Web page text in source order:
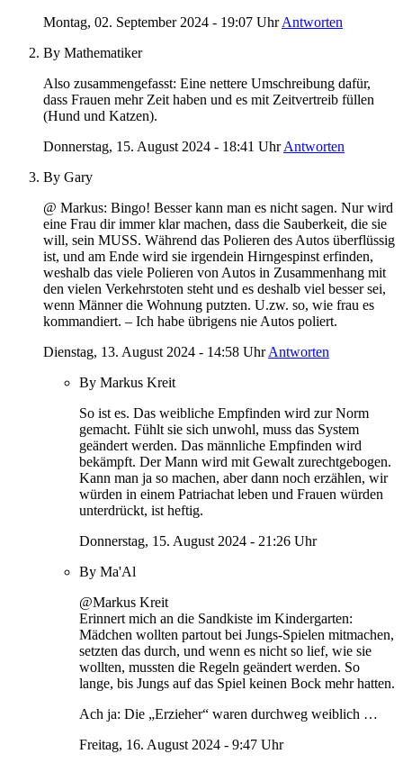
Montag, 02. September 2024 - 19:07 Uhr Antworten
By Mathematiker
Also zusammengefasst: Eine nettere Umschreibung dafür,
dass Frauen mehr Zeit haben und es mit Zeitvertreib füllen
(Hund und Katzen).
Donnerstag, 15. August 2024 - 18:41 Uhr Antworten
By Gary
@ Markus: Bingo! Besser kann man es nicht sagen. Nur wird
eine Frau dir immer klar machen, dass die Sauberkeit, die sie
will, sein MUSS. Während das Polieren des Autos überflüssig
ist, und am Ende wird sie irgendein Hirngespinst erfinden,
weshalb das viele Polieren von Autos in Zusammenhang mit
den vielen Verkehrstoten steht und es deshalb viel besser sei,
wenn Männer die Wohnung putzten. U.zw. so, wie frau es
kommandiert. – Ich habe übrigens nie Autos poliert.
Dienstag, 13. August 2024 - 14:58 Uhr Antworten
By Markus Kreit
So ist es. Das weibliche Empfinden wird zur Norm
gemacht. Fühlt sie sich unwohl, muss das System
geändert werden. Das männliche Empfinden wird
bekämpft. Der Mann wird mit Gewalt zurechtgebogen.
Kann man ja so machen, aber dann noch erzählen, wir
würden in einem Patriachat leben und Frauen würden
unterdrückt, ist heftig.
Donnerstag, 15. August 2024 - 21:26 Uhr
By Ma'Al
@Markus Kreit
Erinnert mich an die Sandkiste im Kindergarten:
Mädchen wollten partout bei Jungs-Spielen mitmachen,
setzten das durch, und wenn es nicht so lief, wie sie
wollten, mussten die Regeln geändert werden. So
lange, bis Jungs auf das Spiel keinen Bock mehr hatten.
Ach ja: Die „Erzieher“ waren durchweg weiblich …
Freitag, 16. August 2024 - 9:47 Uhr